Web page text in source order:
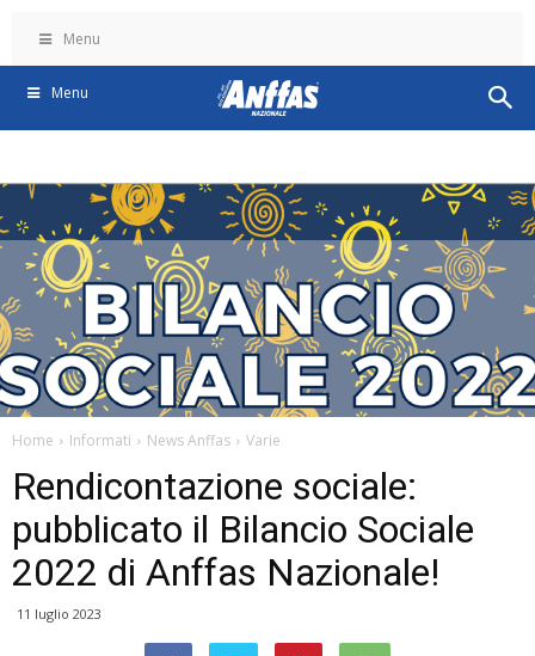
Menu
Menu
Home Informati News Anffas Varie
Rendicontazione sociale:
pubblicato il Bilancio Sociale
2022 di Anffas Nazionale!
11 luglio 2023